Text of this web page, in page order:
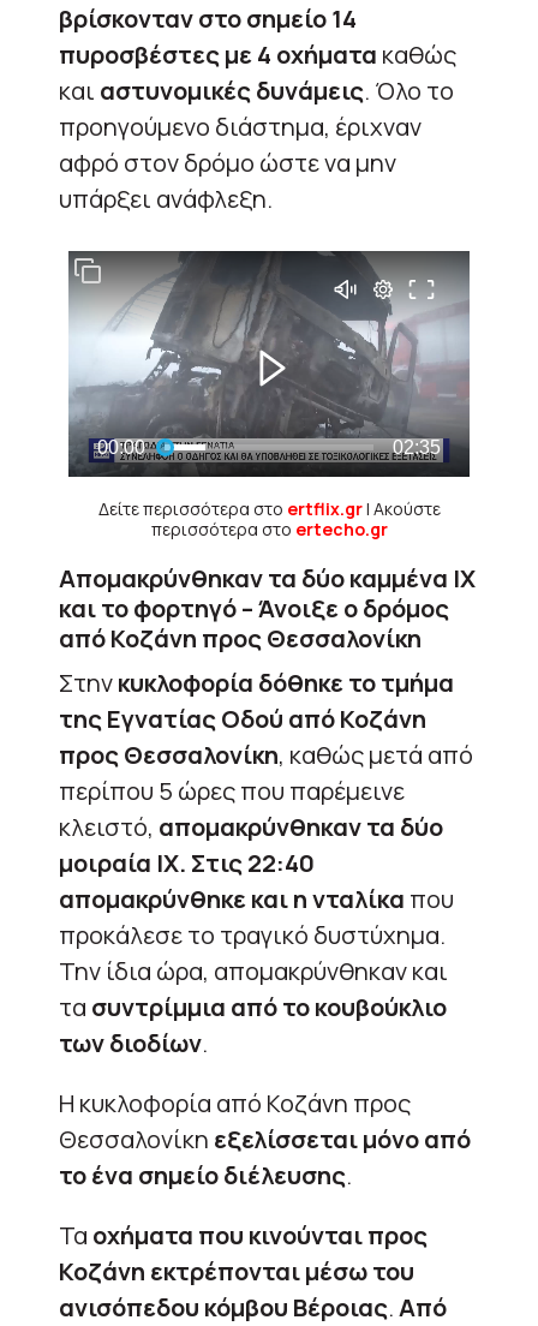
βρίσκονταν στο σημείο 14
πυροσβέστες με 4 οχήματα καθώς
και αστυνομικές δυνάμεις. Όλο το
προηγούμενο διάστημα, έριχναν
αφρό στον δρόμο ώστε να μην
υπάρξει ανάφλεξη.
Δείτε περισσότερα στο ertflix.gr| Ακούστε
περισσότερα στο ertecho.gr
Απομακρύνθηκαν τα δύο καμμένα ΙΧ
και το φορτηγό – Άνοιξε ο δρόμος
από Κοζάνη προς Θεσσαλονίκη
Στηνκυκλοφορία δόθηκε το τμήμα
της Εγνατίας Οδού από Κοζάνη
προς Θεσσαλονίκη, καθώς μετά από
περίπου 5 ώρες που παρέμεινε
κλειστό, απομακρύνθηκαν τα δύο
μοιραία ΙΧ. Στις 22:40
απομακρύνθηκε και η νταλίκα που
προκάλεσε το τραγικό δυστύχημα.
Την ίδια ώρα, απομακρύνθηκαν και
τα συντρίμμια από το κουβούκλιο
των διοδίων.
Η κυκλοφορία από Κοζάνη προς
Θεσσαλονίκη εξελίσσεται μόνο από
το ένα σημείο διέλευσης.
Τα οχήματα που κινούνται προς
Κοζάνη εκτρέπονται μέσω του
ανισόπεδου κόμβου Βέροιας.Από